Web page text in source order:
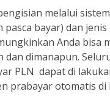
melalui
bayar) dan
Anda bisa
dan dimanapun.
PLN dapat di
prabayar otomatis di